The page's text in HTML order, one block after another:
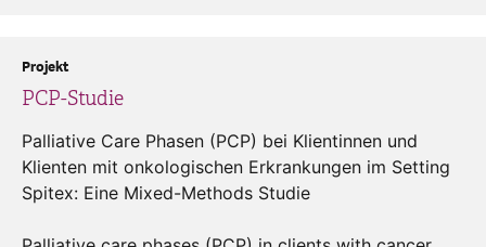
PCP-Studie
Projekt
Palliative Care Phasen (PCP) bei Klientinnen und
Klienten mit onkologischen Erkrankungen im Setting
Spitex: Eine Mixed-Methods Studie